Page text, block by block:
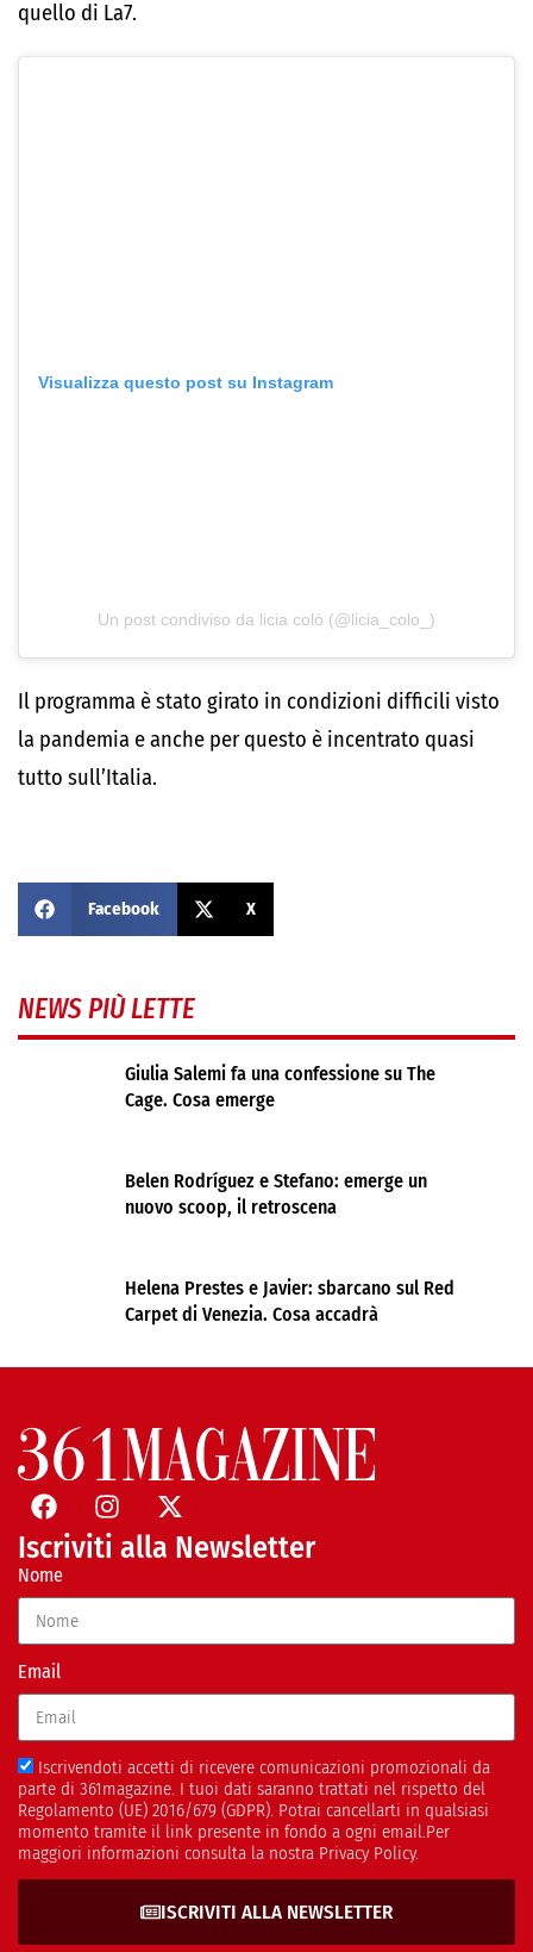
quello di La7.
Visualizza questo post su Instagram
Un post condiviso da licia colò (@licia_colo_)
Il programma è stato girato in condizioni difficili visto
la pandemia e anche per questo è incentrato quasi
tutto sull’Italia.
Facebook X
NEWS PIÙ LETTE
Giulia Salemi fa una confessione su The
Cage. Cosa emerge
Belen Rodríguez e Stefano: emerge un
nuovo scoop, il retroscena
Helena Prestes e Javier: sbarcano sul Red
Carpet di Venezia. Cosa accadrà
Iscriviti alla Newsletter
Nome
Email
Iscrivendoti accetti di ricevere comunicazioni promozionali da
parte di 361magazine. I tuoi dati saranno trattati nel rispetto del
Regolamento (UE) 2016/679 (GDPR). Potrai cancellarti in qualsiasi
momento tramite il link presente in fondo a ogni email.Per
maggiori informazioni consulta la nostra Privacy Policy.
ISCRIVITI ALLA NEWSLETTER